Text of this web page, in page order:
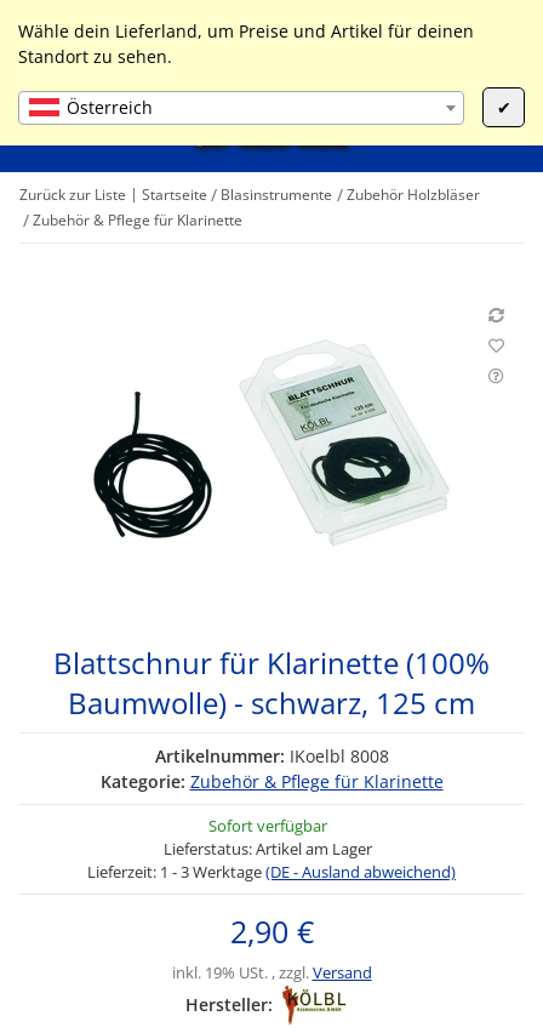
Wähle dein Lieferland, um Preise und Artikel für deinen
Standort zu sehen.
Österreich ✔
Liste ist leer
Zurück zur Liste Startseite Blasinstrumente
Zubehör Holzbläser
Zubehör & Pflege für Klarinette
Blattschnur für Klarinette (100%
Baumwolle) - schwarz, 125 cm
Artikelnummer: IKoelbl 8008
Kategorie: Zubehör & Pflege für Klarinette
Sofort verfügbar
Lieferstatus: Artikel am Lager
Lieferzeit: 1 - 3 Werktage(DE - Ausland abweichend)
2,90 €
inkl. 19% USt. , zzgl.Versand
Hersteller: